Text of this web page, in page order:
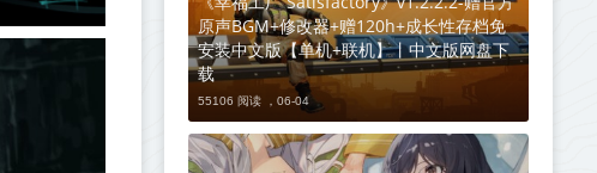
原声BGM+修改器+赠120h+成长性存档免
安装中文版【单机+联机】丨中文版网盘下
载
55106 阅读 ， 06-04